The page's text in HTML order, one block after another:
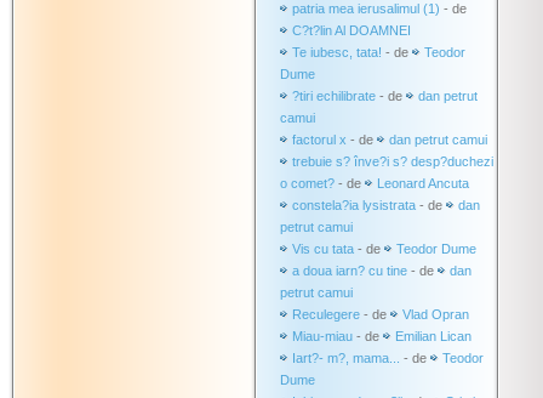
patria mea ierusalimul (1) - de
C?t?lin Al DOAMNEI
Te iubesc, tata! - de
Teodor
Dume
?tiri echilibrate - de
dan petrut
camui
factorul x - de
dan petrut camui
trebuie s? înve?i s? desp?duchezi
o comet? - de
Leonard Ancuta
constela?ia lysistrata - de
dan
petrut camui
Vis cu tata - de
Teodor Dume
a doua iarn? cu tine - de
dan
petrut camui
Reculegere - de
Vlad Opran
Miau-miau - de
Emilian Lican
Iart?- m?, mama...
- de
Teodor
Dume